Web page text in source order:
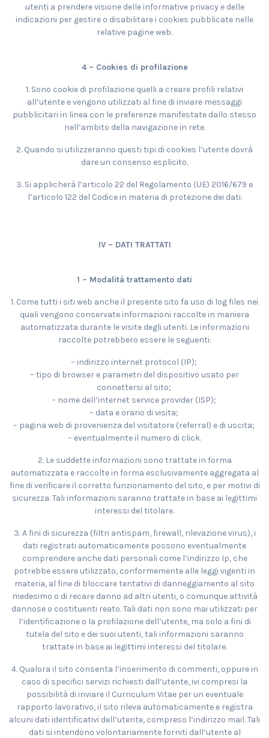
utenti a prendere visione delle informative privacy e delle
indicazioni per gestire o disabilitare i cookies pubblicate nelle
relative pagine web.
4 – Cookies di profilazione
1. Sono cookie di profilazione quelli a creare profili relativi
all’utente e vengono utilizzati al fine di inviare messaggi
pubblicitari in linea con le preferenze manifestate dallo stesso
nell’ambito della navigazione in rete.
2. Quando si utilizzeranno questi tipi di cookies l’utente dovrà
dare un consenso esplicito.
3. Si applicherà l’articolo 22 del Regolamento (UE) 2016/679 e
l’articolo 122 del Codice in materia di protezione dei dati.
IV – DATI TRATTATI
1 – Modalità trattamento dati
1. Come tutti i siti web anche il presente sito fa uso di log files nei
quali vengono conservate informazioni raccolte in maniera
automatizzata durante le visite degli utenti. Le informazioni
raccolte potrebbero essere le seguenti:
– indirizzo internet protocol (IP);
– tipo di browser e parametri del dispositivo usato per
connettersi al sito;
– nome dell’internet service provider (ISP);
– data e orario di visita;
– pagina web di provenienza del visitatore (referral) e di uscita;
– eventualmente il numero di click.
2. Le suddette informazioni sono trattate in forma
automatizzata e raccolte in forma esclusivamente aggregata al
fine di verificare il corretto funzionamento del sito, e per motivi di
sicurezza. Tali informazioni saranno trattate in base ai legittimi
interessi del titolare.
3. A fini di sicurezza (filtri antispam, firewall, rilevazione virus), i
dati registrati automaticamente possono eventualmente
comprendere anche dati personali come l’indirizzo Ip, che
potrebbe essere utilizzato, conformemente alle leggi vigenti in
materia, al fine di bloccare tentativi di danneggiamento al sito
medesimo o di recare danno ad altri utenti, o comunque attività
dannose o costituenti reato. Tali dati non sono mai utilizzati per
l’identificazione o la profilazione dell’utente, ma solo a fini di
tutela del sito e dei suoi utenti, tali informazioni saranno
trattate in base ai legittimi interessi del titolare.
4. Qualora il sito consenta l’inserimento di commenti, oppure in
caso di specifici servizi richiesti dall’utente, ivi compresi la
possibilità di inviare il Curriculum Vitae per un eventuale
rapporto lavorativo, il sito rileva automaticamente e registra
alcuni dati identificativi dell’utente, compreso l’indirizzo mail. Tali
dati si intendono volontariamente forniti dall’utente al